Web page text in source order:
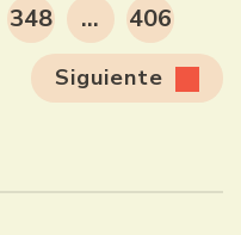
PÁGINA
348 … PÁGINA
406
Siguiente